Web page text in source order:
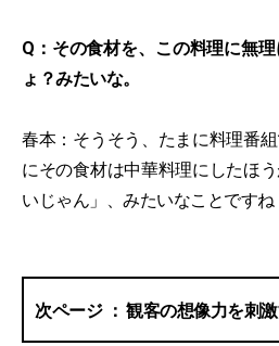
Q：その食材を、この料理に無
ょ？みたいな。
春本：そうそう、たまに料理番
にその食材は中華料理にしたほ
いじゃん」、みたいなことですね
観客の想像力を刺